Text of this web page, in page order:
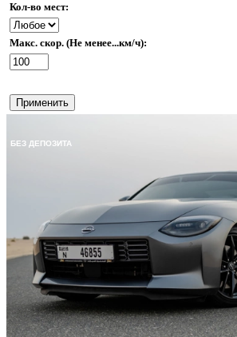
Кол-во мест:
Макс. скор. (Не менее...км/ч):
Применить
БЕЗ ДЕПОЗИТА